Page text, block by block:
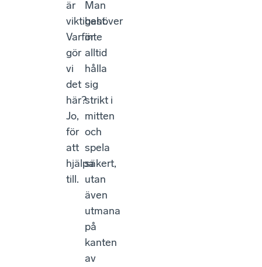
är
viktigast.
Varför
gör
vi
det
här?
Jo,
för
att
hjälpa
till.
Man
behöver
inte
alltid
hålla
sig
strikt i
mitten
och
spela
säkert,
utan
även
utmana
på
kanten
av